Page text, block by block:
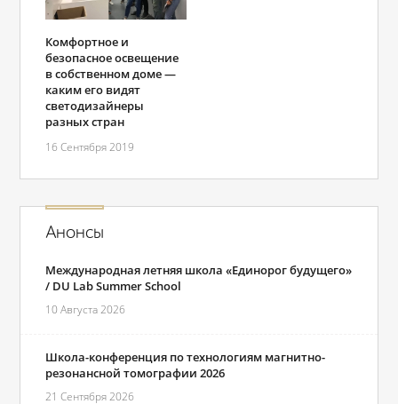
Комфортное и
безопасное освещение
в собственном доме —
каким его видят
светодизайнеры
разных стран
16 Сентября 2019
Анонсы
Международная летняя школа «Единорог будущего»
/ DU Lab Summer School
10 Августа 2026
Школа-конференция по технологиям магнитно-
резонансной томографии 2026
21 Сентября 2026